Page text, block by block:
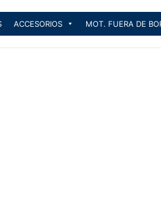
ACCESORIOS MOT. FUERA DE